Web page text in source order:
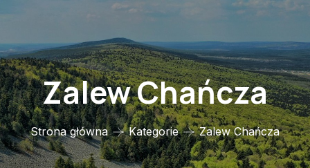
Zalew Chańcza
Strona główna Kategorie Zalew Chańcza